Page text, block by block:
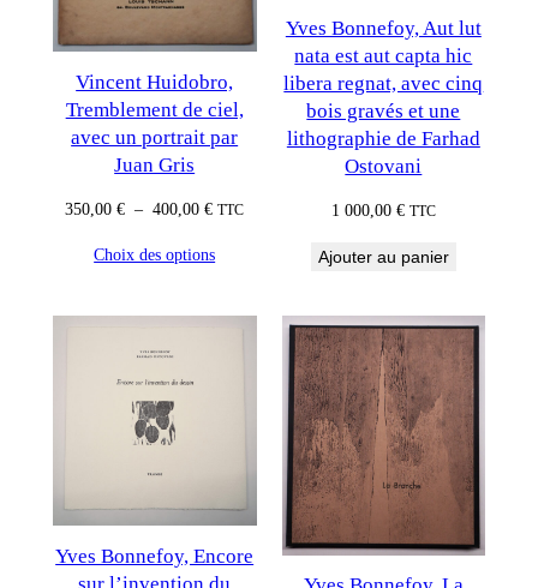
Vincent Huidobro,
Tremblement de ciel,
avec un portrait par
Juan Gris
350,00€ – 400,00€Plage
prix :
à
TTC
Choix des options
Yves Bonnefoy, Aut lut
nata est aut capta hic
libera regnat, avec cinq
bois gravés et une
lithographie de Farhad
Ostovani
1 000,00 € TTC
Ajouter au panier
Yves Bonnefoy, Encore
sur l’invention du